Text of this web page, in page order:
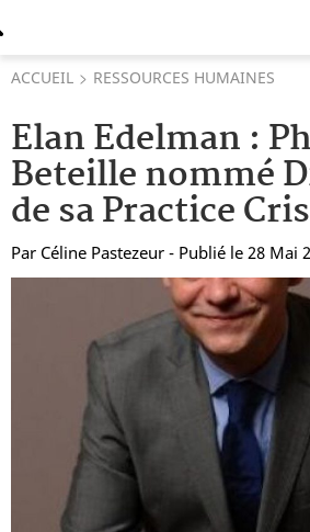
ACCUEIL RESSOURCES HUMAINES
Elan Edelman :
Beteille nommé
de sa Practice
Par Céline Pastezeur - Publié le 28 Mai